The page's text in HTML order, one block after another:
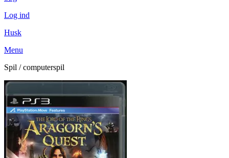
Log ind
Husk
Menu
Spil / computerspil